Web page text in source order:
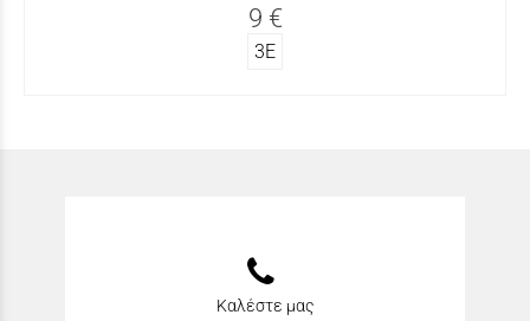
9 €
3Ε
Καλέστε μας